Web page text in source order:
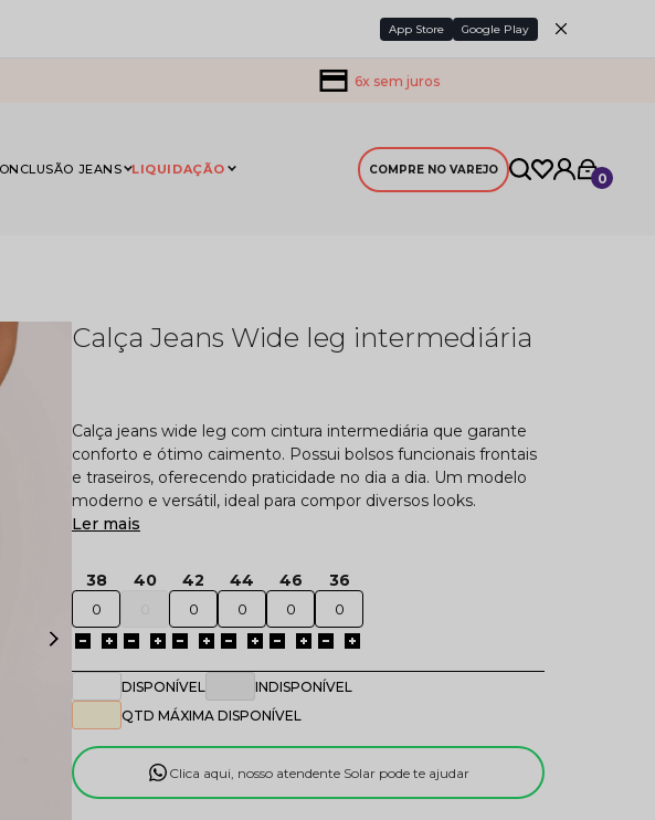
App Store Google Play
6x sem juros
JEANS LIQUIDAÇÃO COMPRE NO VAREJO
0
Calça Jeans Wide leg intermediária
Calça jeans wide leg com cintura intermediária que garante
conforto e ótimo caimento. Possui bolsos funcionais frontais
e traseiros, oferecendo praticidade no dia a dia. Um modelo
moderno e versátil, ideal para compor diversos looks.
Ler mais
38 40 42 44 46 36
DISPONÍVEL
INDISPONÍVEL
QTD MÁXIMA DISPONÍVEL
Clica aqui, nosso atendente Solar pode te ajudar